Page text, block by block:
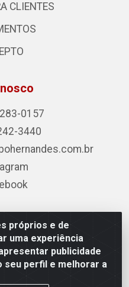
próprios e de
uma experiência
publicidade
seu perfil e melhorar a
CLIENTES
0157
3440
- Rodovia
Sul, Rio Branco/AC - CEP
0001-69